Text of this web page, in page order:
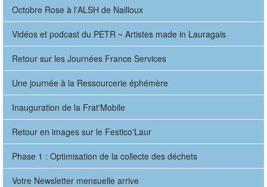
Octobre Rose à l'ALSH de Nailloux
Vidéos et podcast du PETR ~ Artistes made in Lauragais
Retour sur les Journées France Services
Une journée à la Ressourcerie éphémère
Inauguration de la Frat'Mobile
Retour en images sur le Festico'Laur
Phase 1 : Optimisation de la collecte des déchets
Votre Newsletter mensuelle arrive